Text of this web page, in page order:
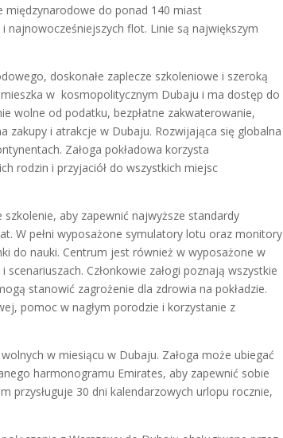
do ponad 140 miast
najnowocześniejszych flot. Linie są największym
doskonałe zaplecze szkoleniowe i szeroką
w kosmopolitycznym Dubaju i ma dostęp do
wolne od podatku, bezpłatne zakwaterowanie,
zakupy i atrakcje w Dubaju. Rozwijająca się globalna
Załoga pokładowa korzysta
rodzin i przyjaciół do wszystkich miejsc
aby zapewnić najwyższe standardy
W pełni wyposażone symulatory lotu oraz monitory
do nauki. Centrum jest również w wyposażone w
Członkowie załogi poznają wszystkie
stanowić zagrożenie dla zdrowia na pokładzie.
pomoc w nagłym porodzie i korzystanie z
w miesiącu w Dubaju. Załoga może ubiegać
harmonogramu Emirates, aby zapewnić sobie
przysługuje 30 dni kalendarzowych urlopu rocznie,